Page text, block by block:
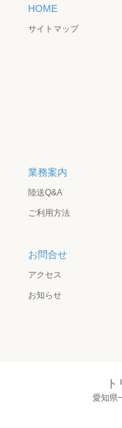
HOME
サイトマップ
業務案内
陸送Q&A
ご利用方法
お問合せ
アクセス
お知らせ
愛知県